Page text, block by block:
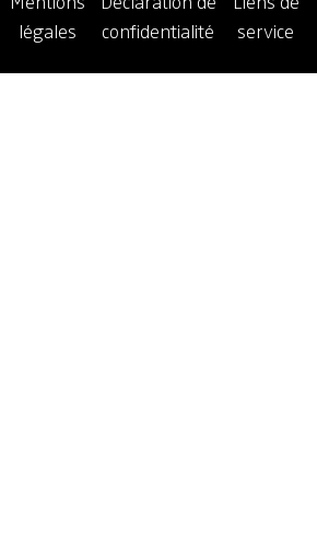
légales
confidentialité
service